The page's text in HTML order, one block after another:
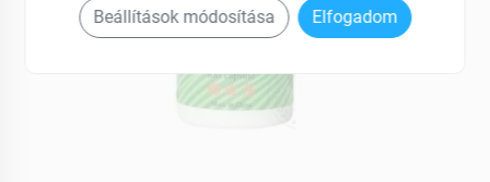
Beállítások módosítása Elfogadom